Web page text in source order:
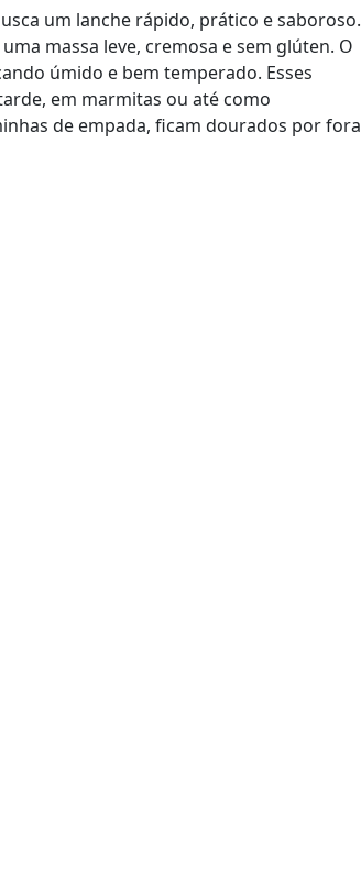
um lanche rápido, prático e saboroso.
massa leve, cremosa e sem glúten. O
úmido e bem temperado. Esses
em marmitas ou até como
de empada, ficam dourados por fora